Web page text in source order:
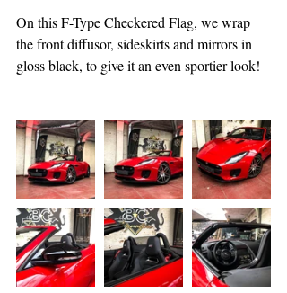
On this F-Type Checkered Flag, we wrap
the front diffusor, sideskirts and mirrors in
gloss black, to give it an even sportier look!